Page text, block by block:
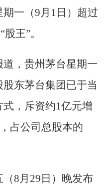
一（9月1日）超过
王”。
，贵州茅台星期一
东茅台集团已于当
，斥资约1亿元增
占公司总股本的
8月29日）晚发布